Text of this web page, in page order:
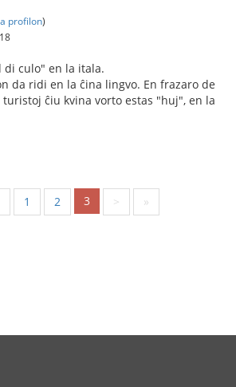
profilon)
di culo" en la itala.
da ridi en la ĉina lingvo. En frazaro de
ĉiu kvina vorto estas "huj", en la
1 2 3 > »